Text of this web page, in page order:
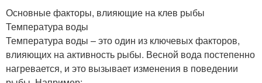
Основные факторы, влияющие на клев рыбы
Температура воды
Температура воды – это один из ключевых факторов,
влияющих на активность рыбы. Весной вода постепенно
нагревается, и это вызывает изменения в поведении